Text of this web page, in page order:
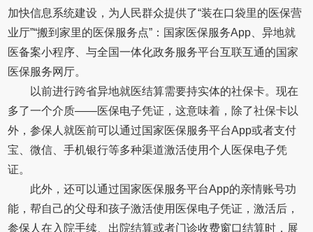
加快信息系统建设，为人民群众提供了“装在口袋里的医保营
业厅”“搬到家里的医保服务点”：国家医保服务App、异地就
医备案小程序、与全国一体化政务服务平台互联互通的国家
医保服务网厅。
以前进行跨省异地就医结算需要持实体的社保卡。现在
多了一个介质——医保电子凭证，这意味着，除了社保卡以
外，参保人就医前可以通过国家医保服务平台App或者支付
宝、微信、手机银行等多种渠道激活使用个人医保电子凭
证。
此外，还可以通过国家医保服务平台App的亲情账号功
能，帮自己的父母和孩子激活使用医保电子凭证，激活后，
参保人在入院手续、出院结算或者门诊收费窗口结算时，展